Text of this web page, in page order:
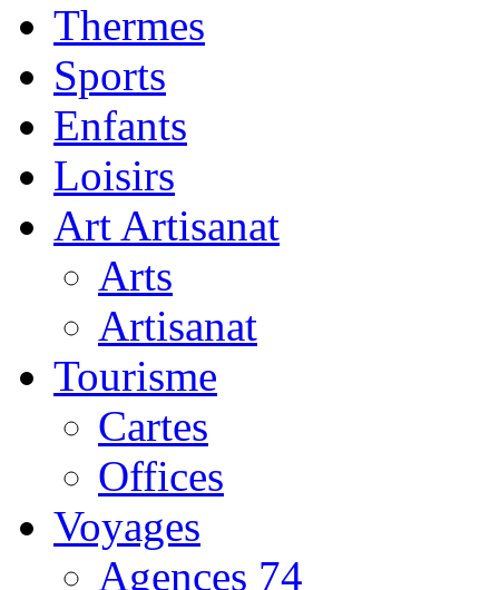
Thermes
Sports
Enfants
Loisirs
Art Artisanat
Arts
Artisanat
Tourisme
Cartes
Offices
Voyages
Agences 74